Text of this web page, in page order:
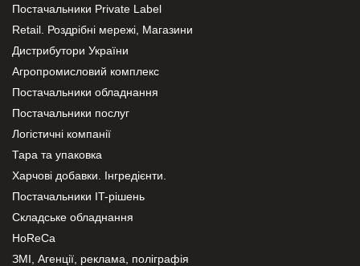
Постачальники Private Label
Retail. Роздрібні мережі, Магазини
Дистрибутори України
Агропромисловий комплекс
Постачальники обладнання
Постачальники послуг
Логістичні компанії
Тара та упаковка
Харчові добавки. Інгредієнти.
Постачальники IT-рішень
Складське обладнання
HoReCa
ЗМІ, Агенції, реклама, поліграфія